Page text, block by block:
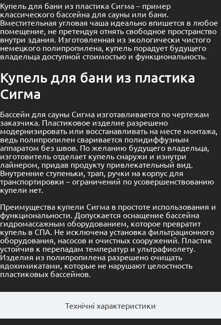
Технічні характеристики
Купель для бани из пластика Сигма – пример
классического бассейна для сауны или бани.
Вместительная угловая чаша идеально впишется в любое
помещение, не претендуя отнять свободное пространство
внутри здания. Изготовленная из экологически чистого
немецкого полипропилена, купель порадует будущего
владельца доступной стоимостью и функциональность.
Купель для бани из пластика
Сигма
Бассейн для сауны Сигма изготавливается по чертежам
заказчика. Пластиковое изделие разрешено
модернизировать или восстанавливать на месте монтажа,
ведь полипропилен сваривается полидиффузным
аппаратом без швов. По желанию будущего владельца,
изготовитель отделает купель снаружи и изнутри
лайнером, придав продукту привлекательный вид.
Внутренние ступеньки, трап, ручки на корпус для
транспортировки – ограничений по усовершенствованию
купели нет.
Преимущества купели Сигма в простоте использования и
функциональности. Допускается оснащение бассейна
гидромассажным оборудованием, которое превратит
купель в СПА. Не исключена установка фильтрационного
оборудования, насосов и очистных сооружений. Пластик
устойчив к перепадам температур и ультрафиолету.
Изделия из полипропилена разрешено очищать
ядохимикатами, которые не нарушают целостность
пластиковых бассейнов.